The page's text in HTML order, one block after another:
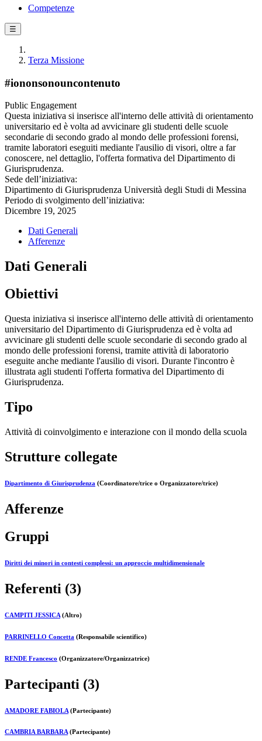
Competenze
☰
Terza Missione
#iononsonouncontenuto
Public Engagement
Questa iniziativa si inserisce all'interno delle attività di orientamento
universitario ed è volta ad avvicinare gli studenti delle scuole
secondarie di secondo grado al mondo delle professioni forensi,
tramite laboratori eseguiti mediante l'ausilio di visori, oltre a far
conoscere, nel dettaglio, l'offerta formativa del Dipartimento di
Giurisprudenza.
Sede dell’iniziativa:
Dipartimento di Giurisprudenza Università degli Studi di Messina
Periodo di svolgimento dell’iniziativa:
Dicembre 19, 2025
Dati Generali
Afferenze
Dati Generali
Obiettivi
Questa iniziativa si inserisce all'interno delle attività di orientamento
universitario del Dipartimento di Giurisprudenza ed è volta ad
avvicinare gli studenti delle scuole secondarie di secondo grado al
mondo delle professioni forensi, tramite attività di laboratorio
eseguite anche mediante l'ausilio di visori. Durante l'incontro è
illustrata agli studenti l'offerta formativa del Dipartimento di
Giurisprudenza.
Tipo
Attività di coinvolgimento e interazione con il mondo della scuola
Strutture collegate
Dipartimento di Giurisprudenza (Coordinatore/trice o Organizzatore/trice)
Afferenze
Gruppi
Diritti dei minori in contesti complessi: un approccio multidimensionale
Referenti (3)
CAMPITI JESSICA (Altro)
PARRINELLO Concetta (Responsabile scientifico)
RENDE Francesco (Organizzatore/Organizzatrice)
Partecipanti (3)
AMADORE FABIOLA (Partecipante)
CAMBRIA BARBARA(Partecipante)